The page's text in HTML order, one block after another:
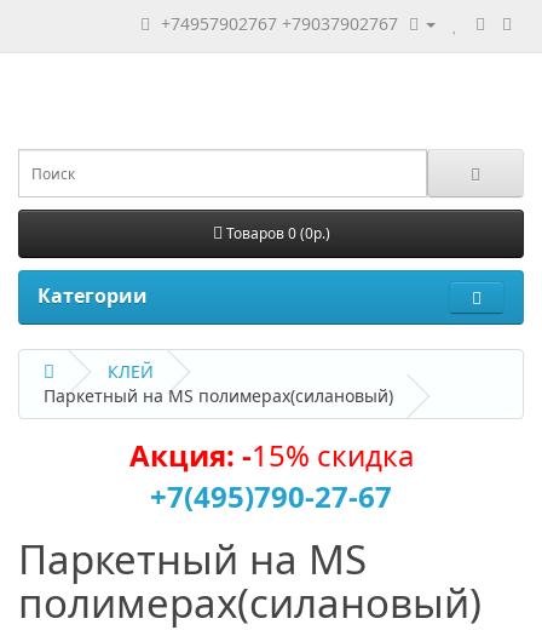
+74957902767 +79037902767
Товаров 0 (0р.)
Категории
КЛЕЙ
Паркетный на MS полимерах(силановый)
Акция: -15% скидка
+7(495)790-27-67
Паркетный на MS
полимерах(силановый)